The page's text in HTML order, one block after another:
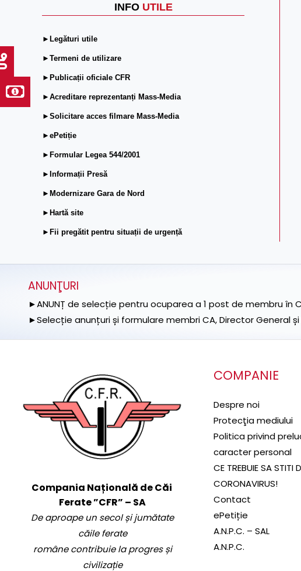
INFO UTILE
►Legături utile
►Termeni de utilizare
►Publicații oficiale CFR
►Acreditare reprezentanți Mass-Media
►Solicitare acces filmare Mass-Media
►ePetiție
►Formular Legea 544/2001
►Informații Presă
►Modernizare Gara de Nord
►Hartă site
►Fii pregătit pentru situații de urgență
ANUNŢURI
►ANUNȚ de selecție pentru ocuparea a 1 post de membru în
►Selecție anunțuri și formulare membri CA, Director General
Compania Națională de Căi
Ferate ”CFR” – SA
De aproape un secol și jumătate
căile ferate
române contribuie la progres și
civilizație
COMPANIE
Despre noi
Protecţia mediului
Politica privind
caracter personal
CE TREBUIE SA STITI
CORONAVIRUS!
Contact
ePetiție
A.N.P.C. – SAL
A.N.P.C.